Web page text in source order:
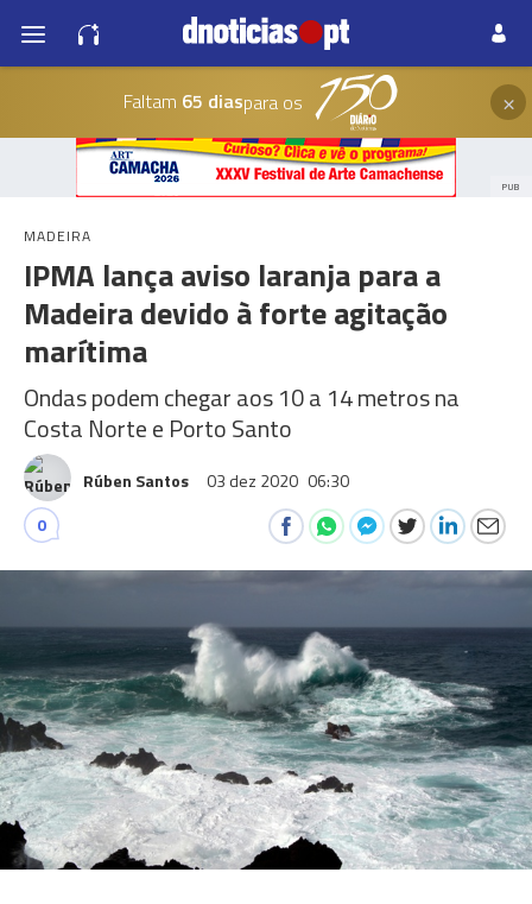
Faltam 65 diaspara os ×
PUB
MADEIRA
IPMA lança aviso laranja para a
Madeira devido à forte agitação
marítima
Ondas podem chegar aos 10 a 14 metros na
Costa Norte e Porto Santo
Rúben Santos 03 dez 2020 06:30
0